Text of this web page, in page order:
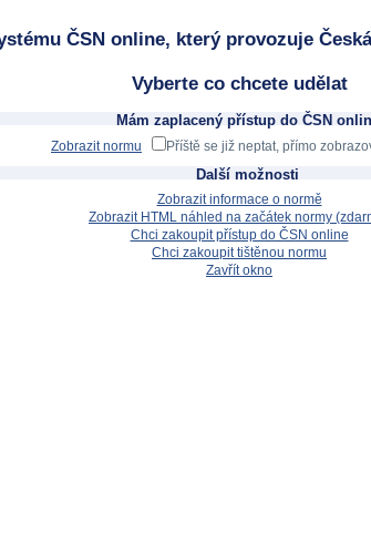
ČSN online, který provozuje
Vyberte co chcete udělat
Mám zaplacený přístup do ČSN
Zobrazit normu Příště se již neptat, přímo
Další možnosti
Zobrazit informace o normě
Zobrazit HTML náhled na začátek normy
Chci zakoupit přístup do ČSN online
Chci zakoupit tištěnou normu
Zavřít okno